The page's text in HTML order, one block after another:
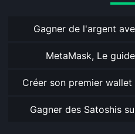
Gagner de l'argent
MetaMask, Le
Créer son premier
Gagner des Satoshis